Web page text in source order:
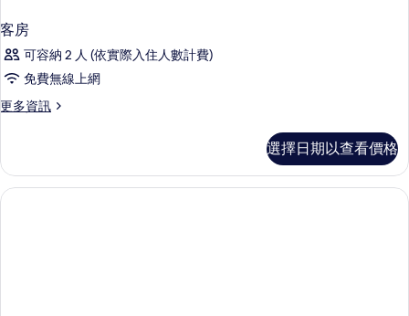
客房
可容納 2 人 (依實際入住人數計費)
免費無線上網
更多資訊
更
的
詳
情
選擇日期以查看價格